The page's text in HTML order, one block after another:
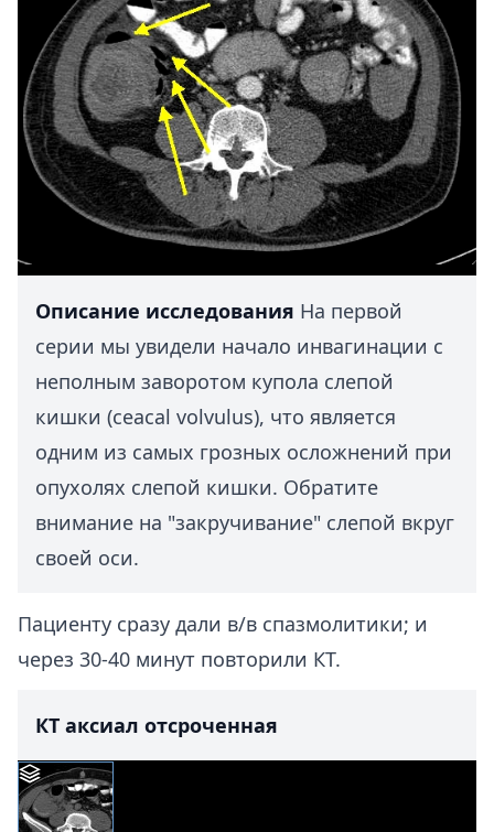
Описание исследования На первой
серии мы увидели начало инвагинации с
неполным заворотом купола слепой
кишки (ceacal volvulus), что является
одним из самых грозных осложнений при
опухолях слепой кишки. Обратите
внимание на "закручивание" слепой вкруг
своей оси.
Пациенту сразу дали в/в спазмолитики; и
через 30-40 минут повторили КТ.
КТ аксиал отсроченная